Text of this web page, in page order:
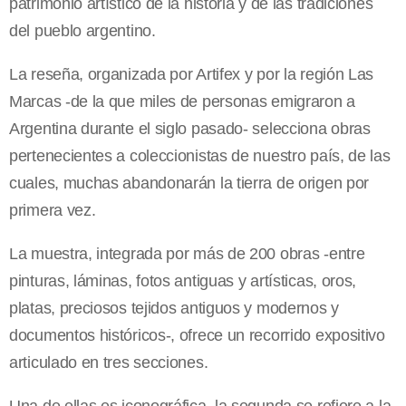
patrimonio artístico de la historia y de las tradiciones
del pueblo argentino.
La reseña, organizada por Artifex y por la región Las
Marcas -de la que miles de personas emigraron a
Argentina durante el siglo pasado- selecciona obras
pertenecientes a coleccionistas de nuestro país, de las
cuales, muchas abandonarán la tierra de origen por
primera vez.
La muestra, integrada por más de 200 obras -entre
pinturas, láminas, fotos antiguas y artísticas, oros,
platas, preciosos tejidos antiguos y modernos y
documentos históricos-, ofrece un recorrido expositivo
articulado en tres secciones.